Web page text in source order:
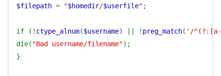
$filepath = "$homedir/$userfile" ;
if (! ctype_alnum($username) || ! preg_match( '/
die( "Bad username/filename");
}